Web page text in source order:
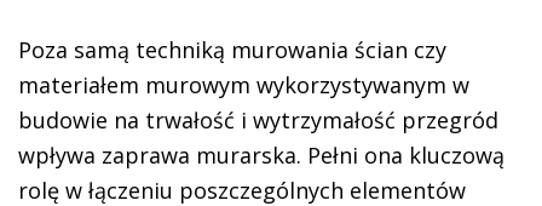
Poza samą techniką murowania ścian czy
materiałem murowym wykorzystywanym w
budowie na trwałość i wytrzymałość przegród
wpływa zaprawa murarska. Pełni ona kluczową
rolę w łączeniu poszczególnych elementów